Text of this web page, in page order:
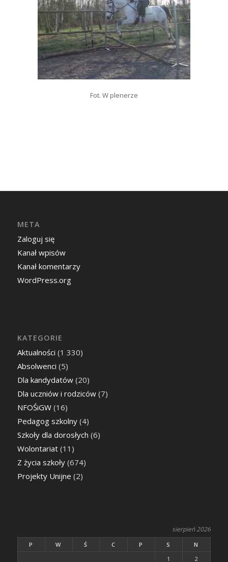
Fot. W plenerze
META
Zaloguj się
Kanał wpisów
Kanał komentarzy
WordPress.org
KATEGORIE
Aktualności (1 330)
Absolwenci (5)
Dla kandydatów(20)
Dla uczniów i rodziców(7)
NFOŚiGW(16)
Pedagog szkolny(4)
Szkoły dla dorosłych (6)
Wolontariat(11)
Z życia szkoły(674)
Projekty Unijne (2)
sierpień 2026
P W Ś C P S
N
1
2